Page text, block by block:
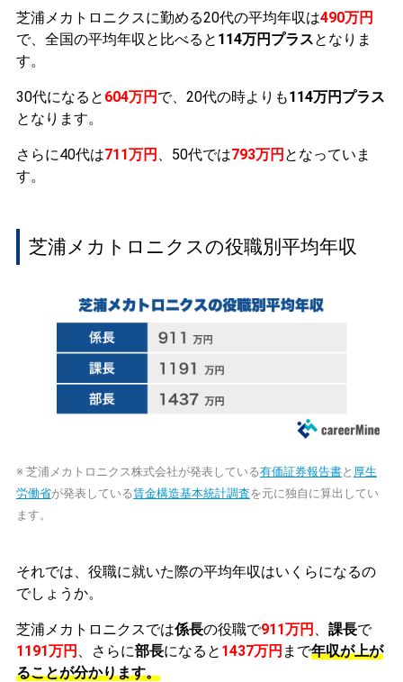
芝浦メカトロニクスに勤める20代の平均年収は490万円
で、全国の平均年収と比べると 114万円プラスとなりま
す。
30代になると 604万円 で、20代の時よりも114万円プラス
となります。
さらに40代は711万円 、50代では793万円 となっていま
す。
芝浦メカトロニクスの役職別平均年収
※ 芝浦メカトロニクス株式会社が発表している有価証券報告書と 厚生
労働省が発表している賃金構造基本統計調査を元に独自に算出してい
ます。
それでは、役職に就いた際の平均年収はいくらになるの
でしょうか。
芝浦メカトロニクスでは係長の役職で911万円 課長で
1191万円
、さらに部長になると 1437万円 まで年収が上が
ることが分かります。